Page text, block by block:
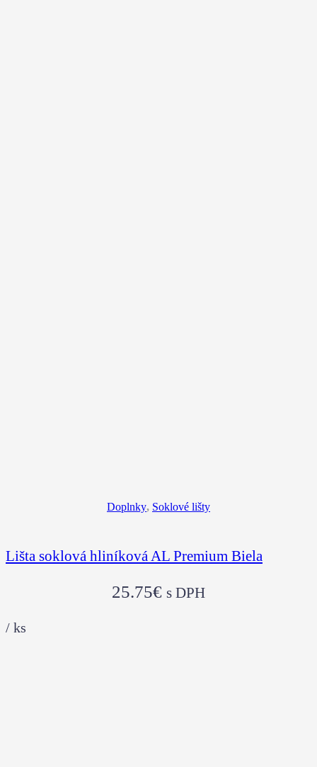
Doplnky, Soklové lišty
Lišta soklová hliníková AL Premium Biela
25.75€ s DPH
/ ks